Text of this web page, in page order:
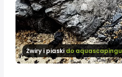
Żwiry i piaskido aquascapingu